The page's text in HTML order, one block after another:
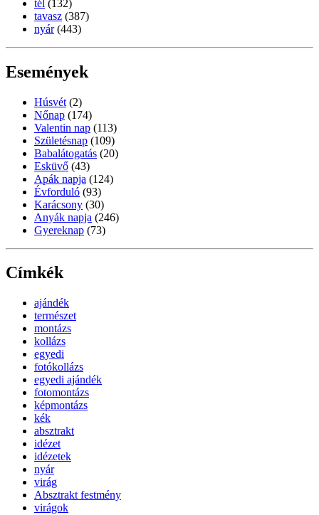
tél (132)
tavasz (387)
nyár (443)
Események
Húsvét (2)
Nőnap (174)
Valentin nap (113)
Születésnap (109)
Babalátogatás (20)
Esküvő (43)
Apák napja (124)
Évforduló (93)
Karácsony (30)
Anyák napja (246)
Gyereknap (73)
Címkék
ajándék
természet
montázs
kollázs
egyedi
fotókollázs
egyedi ajándék
fotomontázs
képmontázs
kék
absztrakt
idézet
idézetek
nyár
virág
Absztrakt festmény
virágok